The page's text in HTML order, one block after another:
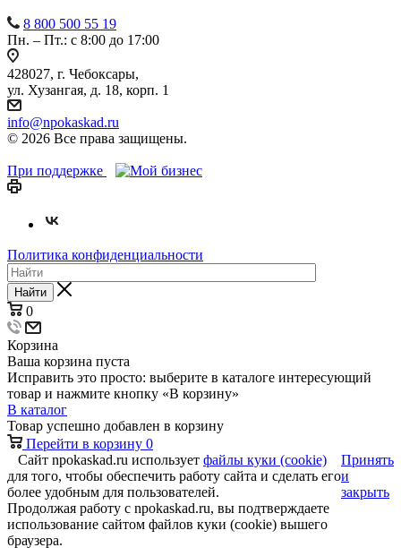
8 800 500 55 19
Пн. – Пт.: с 8:00 до 17:00
428027, г. Чебоксары,
ул. Хузангая, д. 18, корп. 1
info@npokaskad.ru
© 2026 Все права защищены.
При поддержке
Политика конфиденциальности
Найти
0
Корзина
Ваша корзина пуста
Исправить это просто: выберите в каталоге интересующий
товар и нажмите кнопку «В корзину»
В каталог
Товар успешно добавлен в корзину
Перейти в корзину 0
Сайт npokaskad.ru использует файлы куки (cookie)
для того, чтобы обеспечить работу сайта и сделать его
более удобным для пользователей.
Продолжая работу с npokaskad.ru, вы подтверждаете
использование сайтом файлов куки (cookie) вышего
браузера.
Принять
и
закрыть